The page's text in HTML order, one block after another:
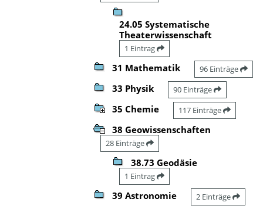
24.05 Systematische
Theaterwissenschaft
1 Eintrag
31 Mathematik 96 Einträge
33 Physik 90 Einträge
35 Chemie 117 Einträge
38 Geowissenschaften
28 Einträge
38.73 Geodäsie
1 Eintrag
39 Astronomie 2 Einträge